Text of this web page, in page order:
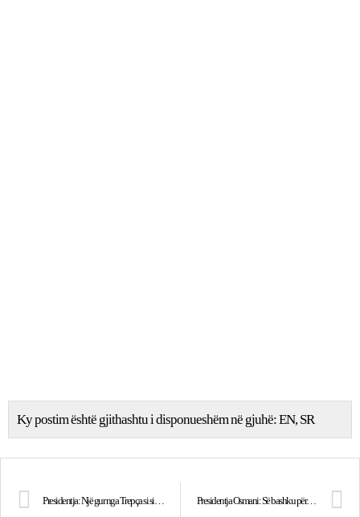
Ky postim është gjithashtu i disponueshëm në gjuhë:EN SR
Presidentja: Një gur nga Trepça si simbol i tokës së lirë, të pavarur e të pandashme të Kosovës, mision për të cilin Ambasadori Hovenier u angazhua për më shumë se dy dekada Presidentja Osmani: Së bashku për një Kosovë të barabartë për të gjithë!